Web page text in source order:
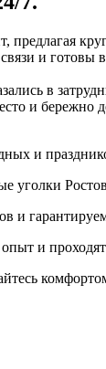
и готовы
в
и бережно
и
уголки
и
и проходят